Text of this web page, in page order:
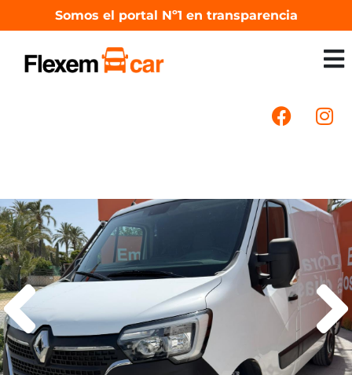
Somos el portal Nº1 en transparencia